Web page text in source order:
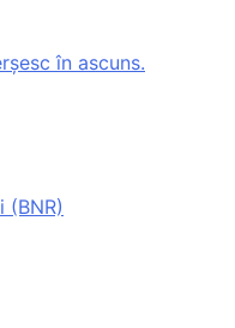
în ascuns.
(BNR)